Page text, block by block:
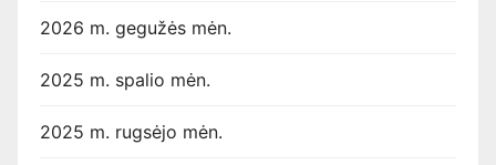
2026 m. gegužės mėn.
2025 m. spalio mėn.
2025 m. rugsėjo mėn.